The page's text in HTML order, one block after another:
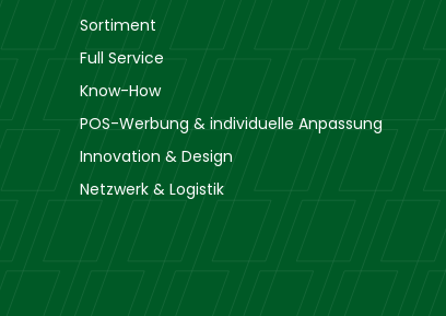
Sortiment
Full Service
Know-How
POS-Werbung & individuelle Anpassung
Innovation & Design
Netzwerk & Logistik